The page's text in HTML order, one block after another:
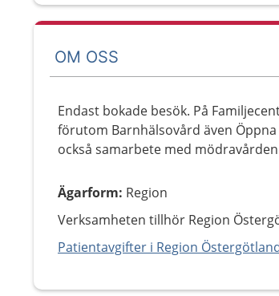
OM OSS
Endast bokade besök. På
förutom Barnhälsovård även
också samarbete med
Ägarform: Region
Verksamheten tillhör Region
Patientavgifter i Region